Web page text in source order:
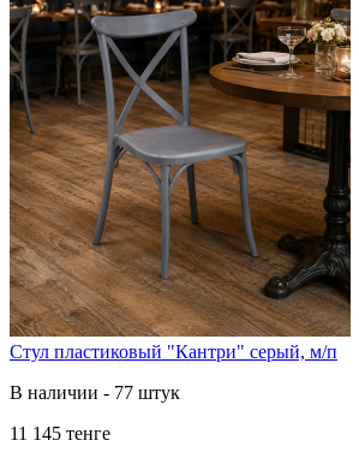
Стул пластиковый "Кантри" серый, м/п
В наличии - 77 штук
11 145 тенге